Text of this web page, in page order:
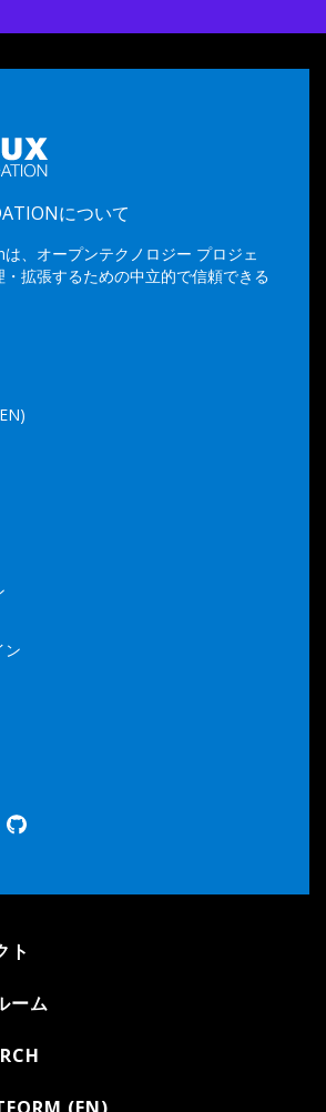
について
、オープンテクノロジー プロジェ
拡張するための中立的で信頼できる
ン
ト
ーム